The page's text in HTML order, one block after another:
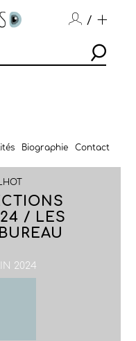
/
Biographie Contact
/ LES
2024